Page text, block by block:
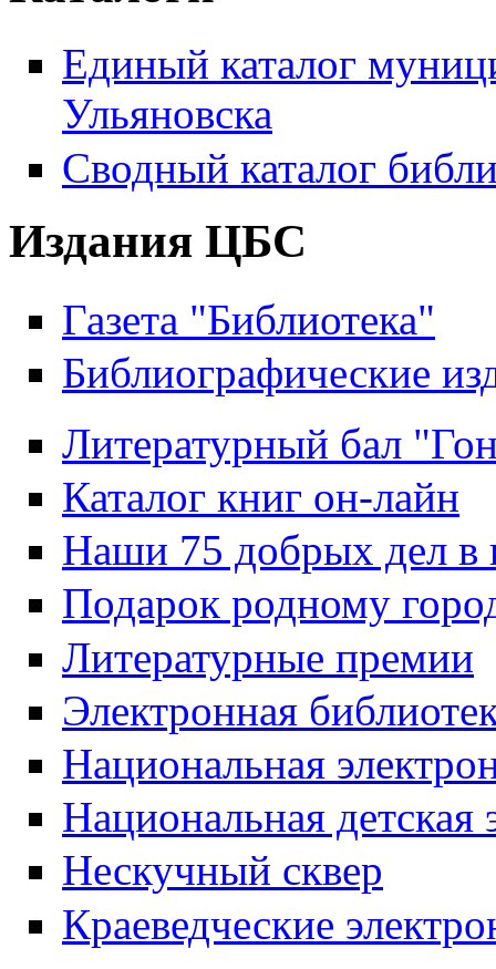
Единый каталог
Ульяновска
Сводный каталог
Издания ЦБС
Газета "Библиотека"
Библиографические
Литературный бал
Каталог книг он-лайн
Наши 75 добрых дел в
Подарок родному
Литературные премии
Электронная
Национальная
Национальная детская
Нескучный сквер
Краеведческие